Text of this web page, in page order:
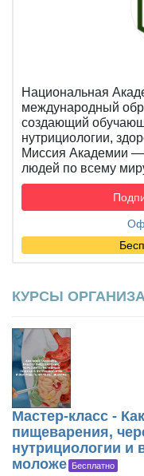
Национальная
международный
создающий
нутрициологии,
Миссия Академии —
людей по всему
КУРСЫ
Мастер-класс -
пищеварения,
нутрициологии и
моложе Бесплатно